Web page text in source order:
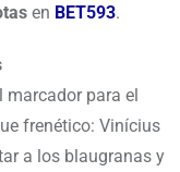
en BET593.
marcador para el
frenético: Vinícius
a los blaugranas y